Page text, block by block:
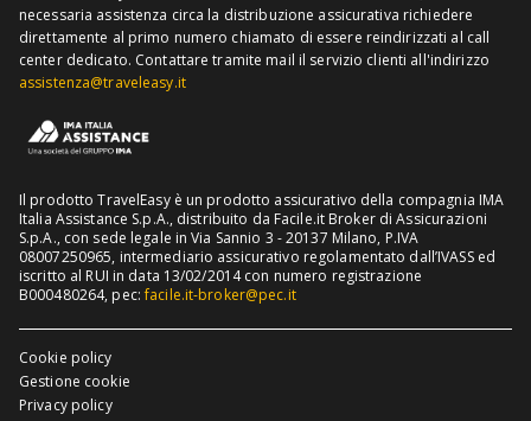
Assicurazione viaggio Cuba
necessaria assistenza circa la distribuzione assicurativa richiedere
direttamente al primo numero chiamato di essere reindirizzati al call
center dedicato. Contattare tramite mail il servizio clienti all'indirizzo
assistenza@traveleasy.it
Il prodotto TravelEasy è un prodotto assicurativo della compagnia IMA
Italia Assistance S.p.A., distribuito da Facile.it Broker di Assicurazioni
S.p.A., con sede legale in Via Sannio 3 - 20137 Milano, P.IVA
08007250965, intermediario assicurativo regolamentato dall’IVASS ed
iscritto al RUI in data 13/02/2014 con numero registrazione
B000480264, pec:facile.it-broker@pec.it
Cookie policy
Gestione cookie
Privacy policy